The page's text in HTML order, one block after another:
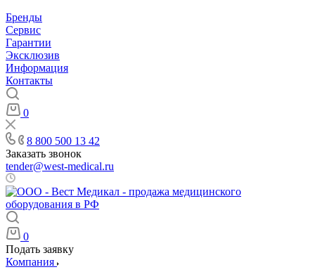
Бренды
Сервис
Гарантии
Эксклюзив
Информация
Контакты
0
8 800 500 13 42
Заказать звонок
tender@west-medical.ru
0
Подать заявку
Компания